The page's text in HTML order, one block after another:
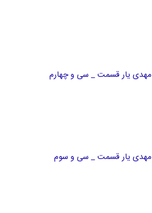
مهدی یار قسمت _ سی و چهارم
مهدی یار قسمت _ سی و سوم